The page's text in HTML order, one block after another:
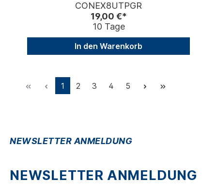
CONEX8UTPGR
19,00 €*
10 Tage
In den Warenkorb
1 2 3 4 5
NEWSLETTER ANMELDUNG
NEWSLETTER ANMELDUNG